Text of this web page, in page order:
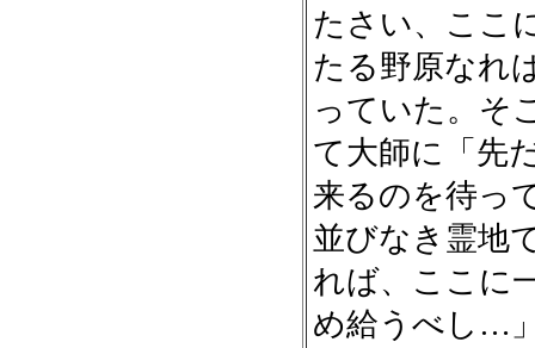
たさい、ここ
たる野原なれ
っていた。そ
て大師に「先
来るのを待っ
並びなき霊地
れば、ここに
め給うべし…